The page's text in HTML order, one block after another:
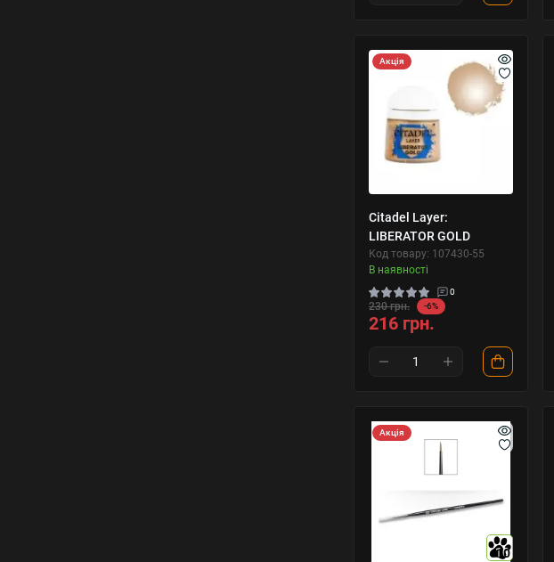
Акція
Citadel Layer:
LIBERATOR GOLD
Код товару: 107430-55
В наявності
0
230 грн. -6%
216 грн.
Акція
10